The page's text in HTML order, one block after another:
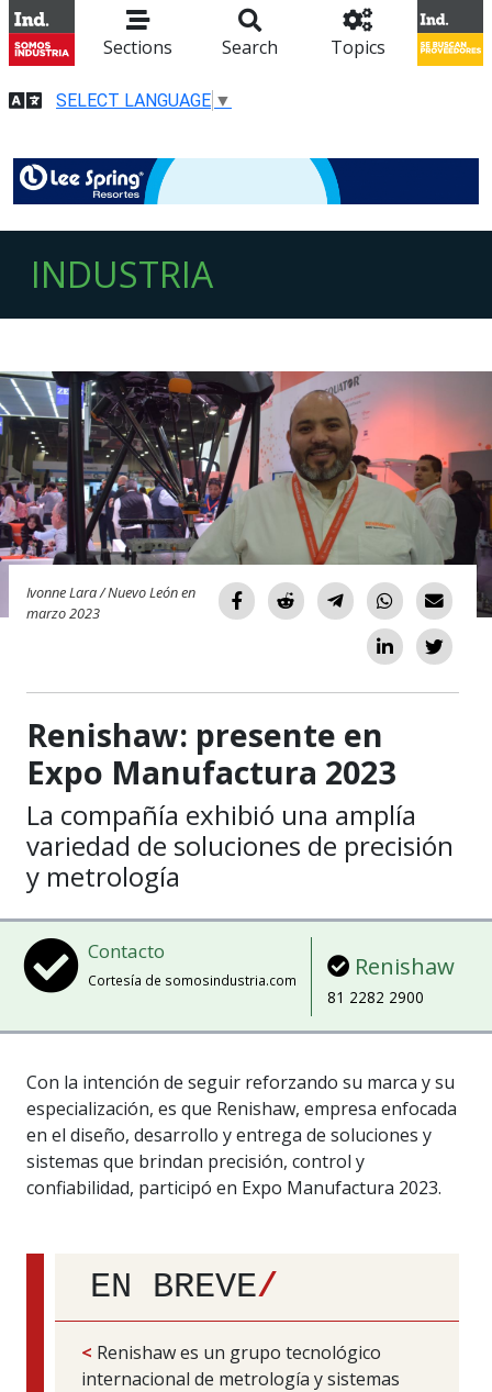
Sections Search Topics
SELECT LANGUAGE ▼
INDUSTRIA
Ivonne Lara / Nuevo León en
marzo 2023
Renishaw: presente en
Expo Manufactura 2023
La compañía exhibió una amplía
variedad de soluciones de precisión
y metrología
Contacto
Cortesía de somosindustria.com Renishaw
81 2282 2900
Con la intención de seguir reforzando su marca y su
especialización, es que Renishaw, empresa enfocada
en el diseño, desarrollo y entrega de soluciones y
sistemas que brindan precisión, control y
confiabilidad, participó en Expo Manufactura 2023.
EN BREVE/
< Renishaw es un grupo tecnológico
internacional de metrología y sistemas